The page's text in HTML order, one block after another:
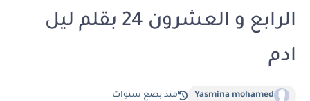
الرابع و العشرون 24 بقلم ليل
ادم
Yasmina mohamed منذ بضع سنوات